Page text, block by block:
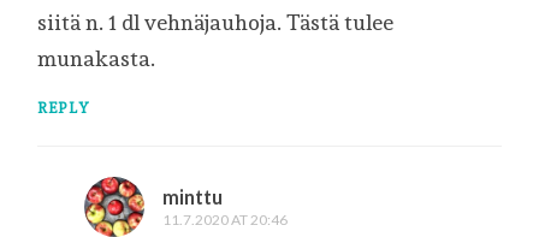
siitä n. 1 dl vehnäjauhoja. Tästä tulee
munakasta.
REPLY
minttu
11.7.2020 AT 20:46